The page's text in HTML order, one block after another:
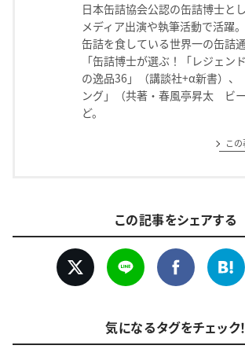
日本缶詰協会公認の缶詰博士と
メディア出演や執筆活動で活躍
缶詰を食している世界一の缶詰
「缶詰博士が選ぶ！「レジェン
の逸品36」（講談社+α新書）、
ング」（共著・春風亭昇太 ビ
ど。
こ
この記事をシェアする
気になるタグをチェック！